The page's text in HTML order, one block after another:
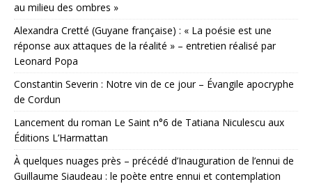
au milieu des ombres »
Alexandra Cretté (Guyane française) : « La poésie est une
réponse aux attaques de la réalité » – entretien réalisé par
Leonard Popa
Constantin Severin : Notre vin de ce jour – Évangile apocryphe
de Cordun
Lancement du roman Le Saint n°6 de Tatiana Niculescu aux
Éditions L’Harmattan
À quelques nuages près – précédé d’Inauguration de l’ennui de
Guillaume Siaudeau : le poète entre ennui et contemplation